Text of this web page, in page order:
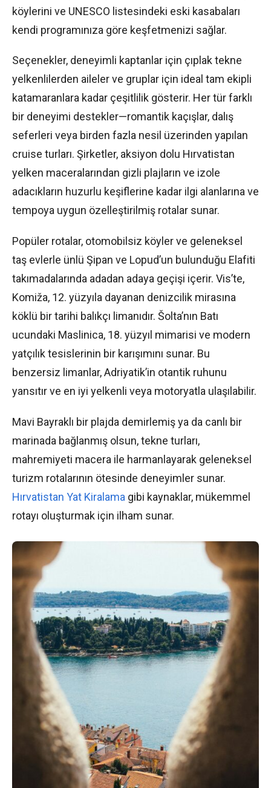
köylerini ve UNESCO listesindeki eski kasabaları
kendi programınıza göre keşfetmenizi sağlar.
Seçenekler, deneyimli kaptanlar için çıplak tekne
yelkenlilerden aileler ve gruplar için ideal tam ekipli
katamaranlara kadar çeşitlilik gösterir. Her tür farklı
bir deneyimi destekler—romantik kaçışlar, dalış
seferleri veya birden fazla nesil üzerinden yapılan
cruise turları. Şirketler, aksiyon dolu Hırvatistan
yelken maceralarından gizli plajların ve izole
adacıkların huzurlu keşiflerine kadar ilgi alanlarına ve
tempoya uygun özelleştirilmiş rotalar sunar.
Popüler rotalar, otomobilsiz köyler ve geleneksel
taş evlerle ünlü Şipan ve Lopud’un bulunduğu Elafiti
takımadalarında adadan adaya geçişi içerir. Vis’te,
Komiža, 12. yüzyıla dayanan denizcilik mirasına
köklü bir tarihi balıkçı limanıdır. Šolta’nın Batı
ucundaki Maslinica, 18. yüzyıl mimarisi ve modern
yatçılık tesislerinin bir karışımını sunar. Bu
benzersiz limanlar, Adriyatik’in otantik ruhunu
yansıtır ve en iyi yelkenli veya motoryatla ulaşılabilir.
Mavi Bayraklı bir plajda demirlemiş ya da canlı bir
marinada bağlanmış olsun, tekne turları,
mahremiyeti macera ile harmanlayarak geleneksel
turizm rotalarının ötesinde deneyimler sunar.
Hırvatistan Yat Kiralama gibi kaynaklar, mükemmel
rotayı oluşturmak için ilham sunar.